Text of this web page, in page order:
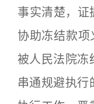
事实清楚，证
协助冻结款
被人民法院冻
串通规避执行